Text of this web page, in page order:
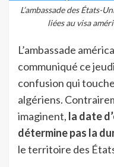
L’ambassade des États-
liées au visa
L’ambassade
communiqué ce
confusion qui
algériens.
imaginent, la date
détermine pas la
le territoire des